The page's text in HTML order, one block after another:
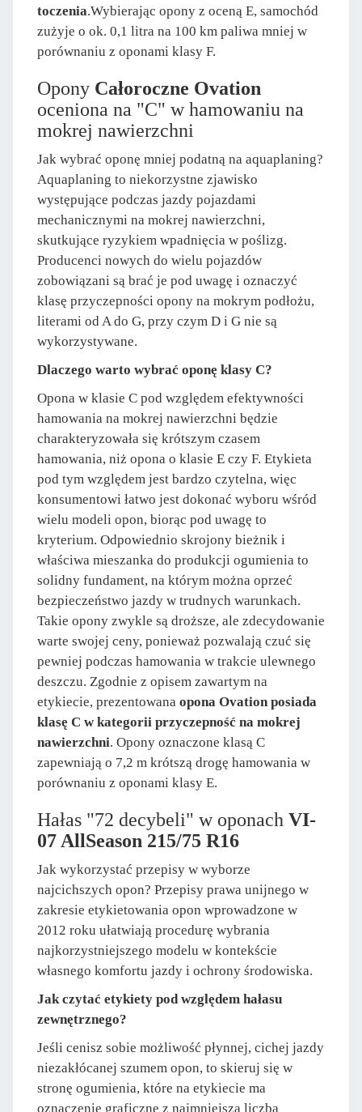
toczenia.Wybierając opony z oceną E, samochód
zużyje o ok. 0,1 litra na 100 km paliwa mniej w
porównaniu z oponami klasy F.
Opony Całoroczne Ovation
oceniona na "C" w hamowaniu na
mokrej nawierzchni
Jak wybrać oponę mniej podatną na aquaplaning?
Aquaplaning to niekorzystne zjawisko
występujące podczas jazdy pojazdami
mechanicznymi na mokrej nawierzchni,
skutkujące ryzykiem wpadnięcia w poślizg.
Producenci nowych do wielu pojazdów
zobowiązani są brać je pod uwagę i oznaczyć
klasę przyczepności opony na mokrym podłożu,
literami od A do G, przy czym D i G nie są
wykorzystywane.
Dlaczego warto wybrać oponę klasy C?
Opona w klasie C pod względem efektywności
hamowania na mokrej nawierzchni będzie
charakteryzowała się krótszym czasem
hamowania, niż opona o klasie E czy F. Etykieta
pod tym względem jest bardzo czytelna, więc
konsumentowi łatwo jest dokonać wyboru wśród
wielu modeli opon, biorąc pod uwagę to
kryterium. Odpowiednio skrojony bieżnik i
właściwa mieszanka do produkcji ogumienia to
solidny fundament, na którym można oprzeć
bezpieczeństwo jazdy w trudnych warunkach.
Takie opony zwykle są droższe, ale zdecydowanie
warte swojej ceny, ponieważ pozwalają czuć się
pewniej podczas hamowania w trakcie ulewnego
deszczu. Zgodnie z opisem zawartym na
etykiecie, prezentowana opona Ovation posiada
klasę C w kategorii przyczepność na mokrej
nawierzchni. Opony oznaczone klasą C
zapewniają o 7,2 m krótszą drogę hamowania w
porównaniu z oponami klasy E.
Hałas "72 decybeli" w oponach VI-
07 AllSeason 215/75 R16
Jak wykorzystać przepisy w wyborze
najcichszych opon? Przepisy prawa unijnego w
zakresie etykietowania opon wprowadzone w
2012 roku ułatwiają procedurę wybrania
najkorzystniejszego modelu w kontekście
własnego komfortu jazdy i ochrony środowiska.
Jak czytać etykiety pod względem hałasu
zewnętrznego?
Jeśli cenisz sobie możliwość płynnej, cichej jazdy
niezakłócanej szumem opon, to skieruj się w
stronę ogumienia, które na etykiecie ma
oznaczenie graficzne z najmniejszą liczbą